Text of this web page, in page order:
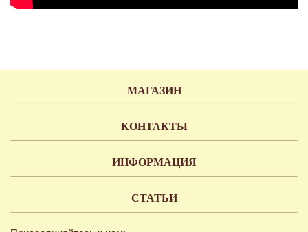
МАГАЗИН
КОНТАКТЫ
ИНФОРМАЦИЯ
СТАТЬИ